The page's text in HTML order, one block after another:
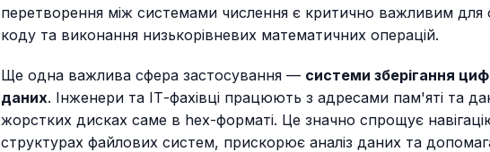
перетворення між системами числення є критично важливим для
коду та виконання низькорівневих математичних операцій.
Ще одна важлива сфера застосування — системи зберігання
даних. Інженери та ІТ-фахівці працюють з адресами пам'яті та
жорстких дисках саме в hex-форматі. Це значно спрощує
структурах файлових систем, прискорює аналіз даних та